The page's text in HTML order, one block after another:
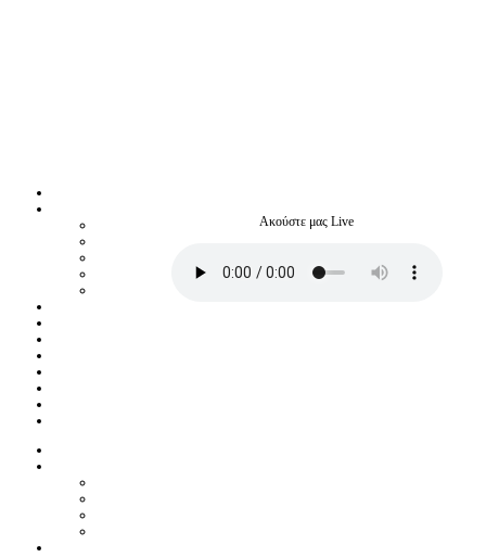
Ακούστε μας Live